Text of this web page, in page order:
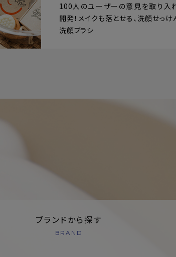
100人のユーザーの意見を取り入
開発！メイクも落とせる、洗顔せっけ
洗顔ブラシ
ブランドから探す
BRAND